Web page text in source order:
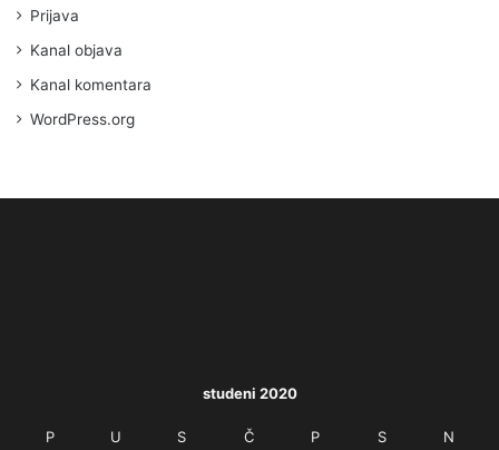
Prijava
Kanal objava
Kanal komentara
WordPress.org
studeni 2020
P U S Č P S N